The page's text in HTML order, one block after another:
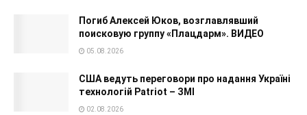
Погиб Алексей Юков, возглавлявший
поисковую группу «Плацдарм». ВИДЕО
05.08.2026
США ведуть переговори про надання Україні
технологій Patriot – ЗМІ
02.08.2026